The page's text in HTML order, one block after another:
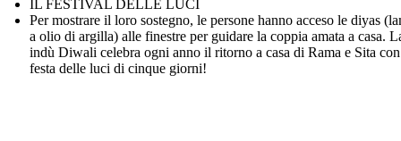
IL FESTIVAL DELLE LUCI
Per mostrare il loro sostegno, le persone hanno acceso le diyas
a olio di argilla) alle finestre per guidare la coppia amata a casa.
indù Diwali celebra ogni anno il ritorno a casa di Rama e Sita
festa delle luci di cinque giorni!